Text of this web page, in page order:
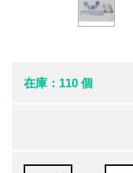
在庫：110 個